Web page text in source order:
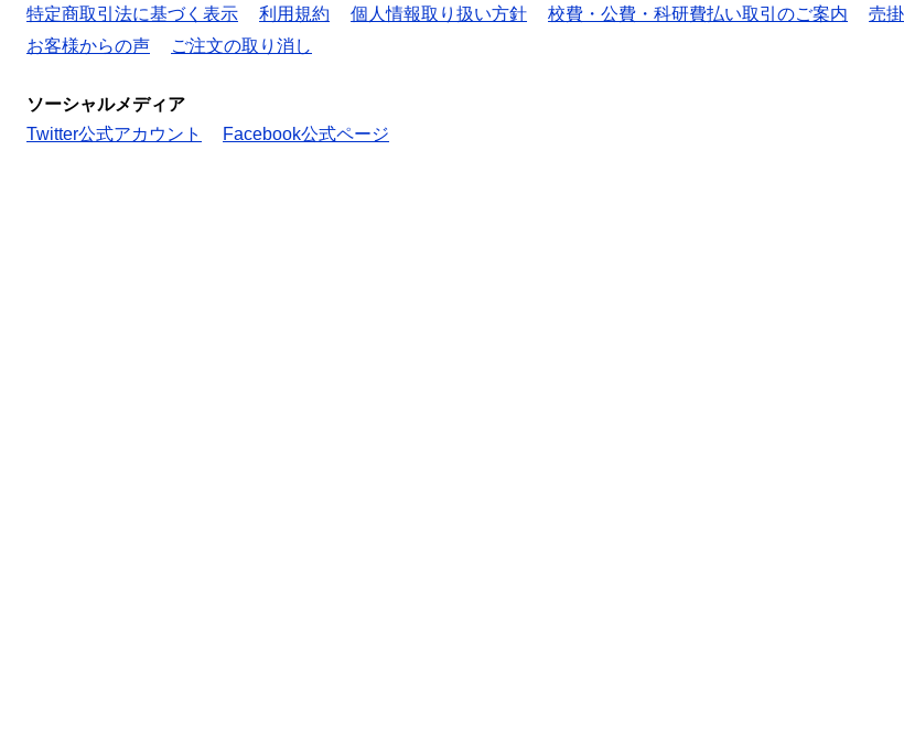
特定商取引法に基づく表示
利用規約 個人情報取り扱い方針 校費・公費・科研費払い取引のご案内 売
お客様からの声
ご注文の取り消し
ソーシャルメディア
Twitter公式アカウント
Facebook公式ページ